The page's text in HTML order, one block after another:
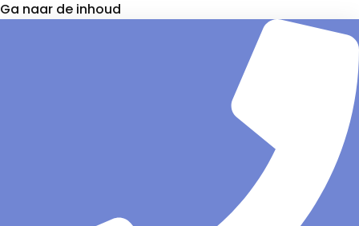
Ga naar de inhoud